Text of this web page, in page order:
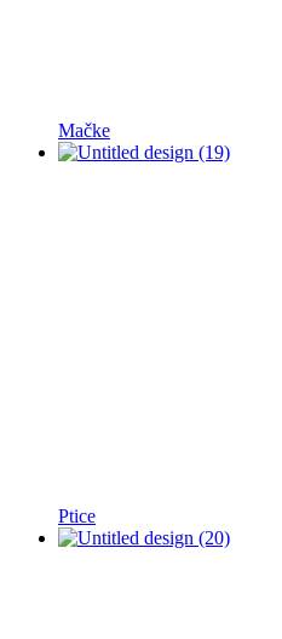
Mačke
Ptice